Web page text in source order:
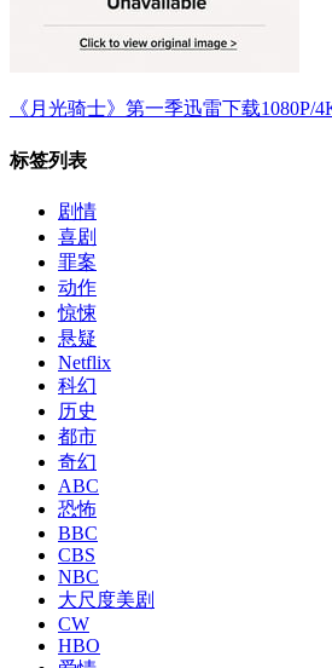
《月光骑士》第一季迅雷下载1080P/
标签列表
剧情
喜剧
罪案
动作
惊悚
悬疑
Netflix
科幻
历史
都市
奇幻
ABC
恐怖
BBC
CBS
NBC
大尺度美剧
CW
HBO